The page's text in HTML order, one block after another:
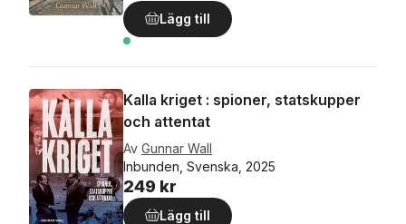
Lägg till
Kalla kriget : spioner, statskupper
och attentat
Av Gunnar Wall
Inbunden, Svenska, 2025
249 kr
Lägg till